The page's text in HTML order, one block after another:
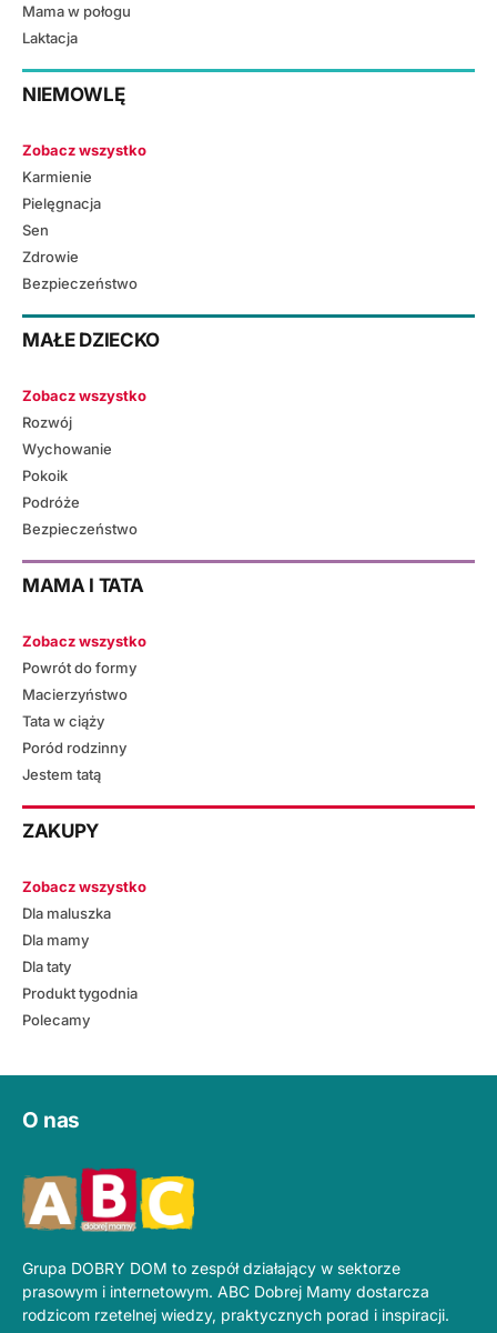
Mama w połogu
Laktacja
NIEMOWLĘ
Zobacz wszystko
Karmienie
Pielęgnacja
Sen
Zdrowie
Bezpieczeństwo
MAŁE DZIECKO
Zobacz wszystko
Rozwój
Wychowanie
Pokoik
Podróże
Bezpieczeństwo
MAMA I TATA
Zobacz wszystko
Powrót do formy
Macierzyństwo
Tata w ciąży
Poród rodzinny
Jestem tatą
ZAKUPY
Zobacz wszystko
Dla maluszka
Dla mamy
Dla taty
Produkt tygodnia
Polecamy
O nas
Grupa DOBRY DOM to zespół działający w sektorze
prasowym i internetowym. ABC Dobrej Mamy dostarcza
rodzicom rzetelnej wiedzy, praktycznych porad i inspiracji.